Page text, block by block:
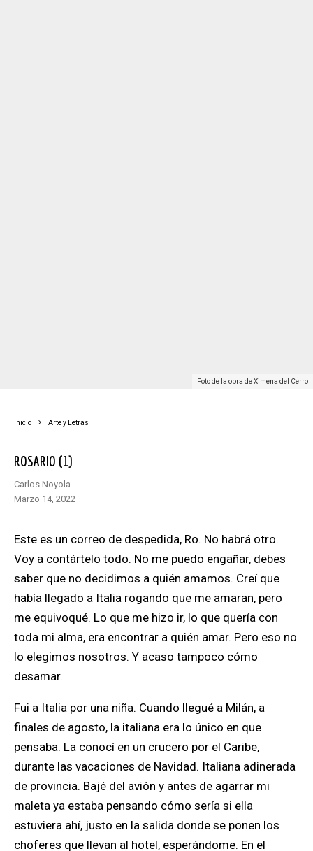
Foto de la obra de Ximena del Cerro
Inicio Arte y Letras
ROSARIO (1)
Carlos Noyola
marzo 14, 2022
Este es un correo de despedida, Ro. No habrá otro.
Voy a contártelo todo. No me puedo engañar, debes
saber que no decidimos a quién amamos. Creí que
había llegado a Italia rogando que me amaran, pero
me equivoqué. Lo que me hizo ir, lo que quería con
toda mi alma, era encontrar a quién amar. Pero eso no
lo elegimos nosotros. Y acaso tampoco cómo
desamar.
Fui a Italia por una niña. Cuando llegué a Milán, a
finales de agosto, la italiana era lo único en que
pensaba. La conocí en un crucero por el Caribe,
durante las vacaciones de Navidad. Italiana adinerada
de provincia. Bajé del avión y antes de agarrar mi
maleta ya estaba pensando cómo sería si ella
estuviera ahí, justo en la salida donde se ponen los
choferes que llevan al hotel, esperándome. En el